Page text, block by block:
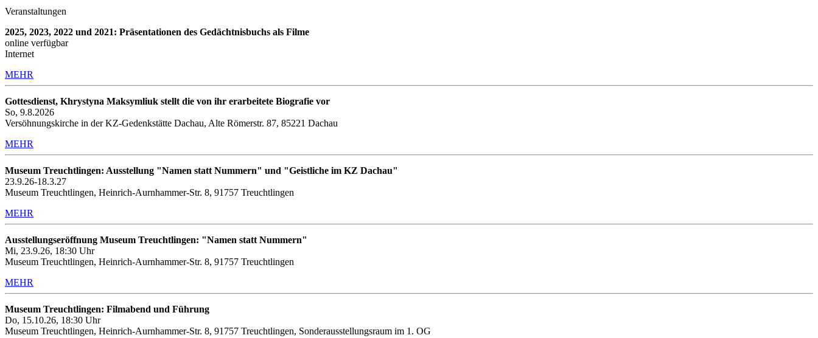
Veranstaltungen
2025, 2023, 2022 und 2021: Präsentationen des Gedächtnisbuchs als Filme
online verfügbar
Internet
MEHR
Gottesdienst, Khrystyna Maksymliuk stellt die von ihr erarbeitete Biografie vor
So, 9.8.2026
Versöhnungskirche in der KZ-Gedenkstätte Dachau, Alte Römerstr. 87, 85221 Dachau
MEHR
Museum Treuchtlingen: Ausstellung "Namen statt Nummern" und "Geistliche im KZ Dachau"
23.9.26-18.3.27
Museum Treuchtlingen, Heinrich-Aurnhammer-Str. 8, 91757 Treuchtlingen
MEHR
Ausstellungseröffnung Museum Treuchtlingen: "Namen statt Nummern"
Mi, 23.9.26, 18:30 Uhr
Museum Treuchtlingen, Heinrich-Aurnhammer-Str. 8, 91757 Treuchtlingen
MEHR
Museum Treuchtlingen: Filmabend und Führung
Do, 15.10.26, 18:30 Uhr
Museum Treuchtlingen, Heinrich-Aurnhammer-Str. 8, 91757 Treuchtlingen, Sonderausstellungsraum im 1. OG